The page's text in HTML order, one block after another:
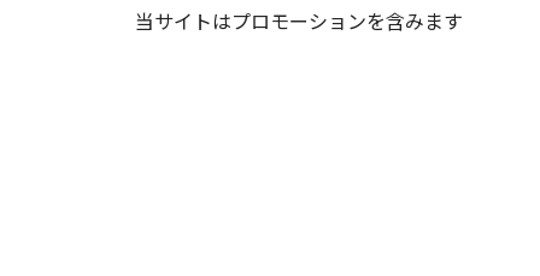
当サイトはプロモーションを含みます